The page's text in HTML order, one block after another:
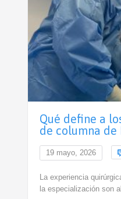
Qué define a
de columna de
19 mayo, 2026
La experiencia
la especialización son